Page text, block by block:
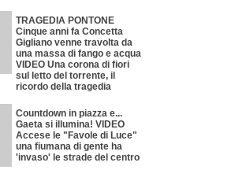
TRAGEDIA PONTONE
Cinque anni fa Concetta
Gigliano venne travolta da
una massa di fango e acqua
VIDEO Una corona di fiori
sul letto del torrente, il
ricordo della tragedia
Countdown in piazza e...
Gaeta si illumina! VIDEO
Accese le "Favole di Luce"
una fiumana di gente ha
'invaso' le strade del centro